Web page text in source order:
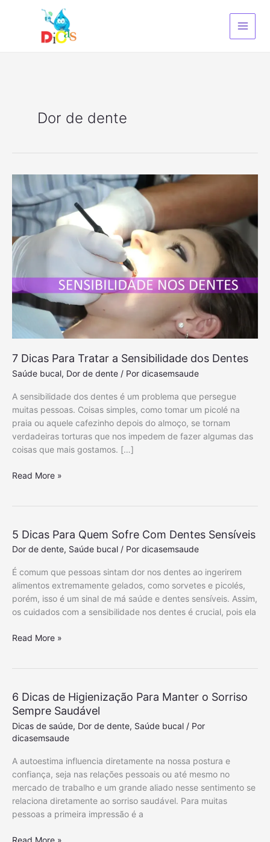
Dor de dente
7 Dicas Para Tratar a Sensibilidade dos Dentes
Saúde bucal, Dor de dente / Por dicasemsaude
A sensibilidade dos dentes é um problema que persegue
muitas pessoas. Coisas simples, como tomar um picolé na
praia ou aquele cafezinho depois do almoço, se tornam
verdadeiras torturas que nos impedem de fazer algumas das
coisas que mais gostamos. […]
7
s
P
a
a
S
e
n
s
b
i
l
i
d
Read More »
5 Dicas Para Quem Sofre Com Dentes Sensíveis
Dor de dente, Saúde bucal / Por dicasemsaude
É comum que pessoas sintam dor nos dentes ao ingerirem
alimentos extremamente gelados, como sorvetes e picolés,
porém, isso é um sinal de má saúde e dentes sensíveis. Assim,
os cuidados com a sensibilidade nos dentes é crucial, pois ela
5
a
s
P
a
r
a
o
Read More »
6 Dicas de Higienização Para Manter o Sorriso
Sempre Saudável
Dicas de saúde, Dor de dente, Saúde bucal / Por
dicasemsaude
A autoestima influencia diretamente na nossa postura e
confiança, seja nas relações pessoais ou até mesmo no
mercado de trabalho e um grande aliado nesse sentimento se
relaciona diretamente ao sorriso saudável. Para muitas
pessoas a primeira impressão é a
6
Read More »